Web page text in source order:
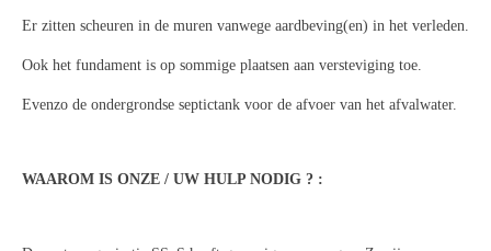
Er zitten scheuren in de muren vanwege aardbeving(en) in het verleden.
Ook het fundament is op sommige plaatsen aan versteviging toe.
Evenzo de ondergrondse septictank voor de afvoer van het afvalwater.
WAAROM IS ONZE / UW HULP NODIG ? :